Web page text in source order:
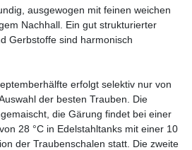
ausgewogen mit feinen weichen
Nachhall. Ein gut strukturierter
Gerbstoffe sind harmonisch
erfolgt selektiv nur von
der besten Trauben. Die
die Gärung findet bei einer
28 °C in Edelstahltanks mit einer 10
der Traubenschalen statt. Die zweite